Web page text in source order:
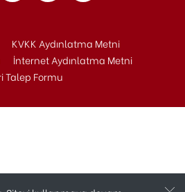
KVKK Aydınlatma Metni
İnternet Aydınlatma Metni
Talep Formu